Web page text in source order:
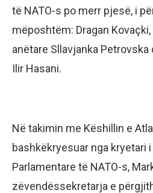
të NATO-s po merr pjesë, i
mëposhtëm: Dragan
anëtare Sllavjanka
Ilir Hasani.
Në takimin me Këshillin e
bashkëkryesuar nga kryetari
Parlamentare të NATO-s,
zëvendëssekretarja e